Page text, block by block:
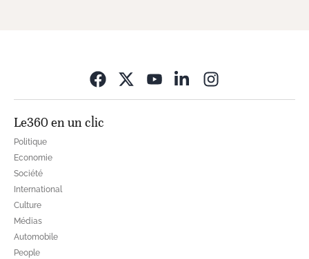
Le360 en un clic
Politique
Economie
Société
International
Culture
Médias
Automobile
People